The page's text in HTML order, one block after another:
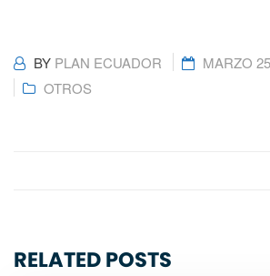
BY PLAN ECUADOR
MARZO
OTROS
RELATED POSTS